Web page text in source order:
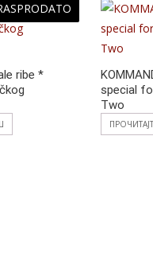
ribe *
special
Two